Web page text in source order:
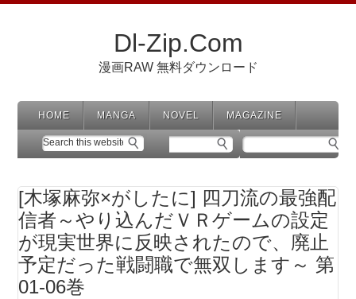
Dl-Zip.Com
漫画RAW 無料ダウンロード
HOME MANGA NOVEL MAGAZINE
[木塚麻弥×がしたに] 四刀流の最強配
信者～やり込んだＶＲゲームの設定
が現実世界に反映されたので、廃止
予定だった戦闘職で無双します～ 第
01-06巻